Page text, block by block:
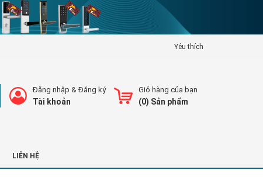
Yêu thích
Giỏ hàng của bạn
(0) Sản phẩm
Đăng nhập &Đăng ký
Tài khoản
LIÊN HỆ